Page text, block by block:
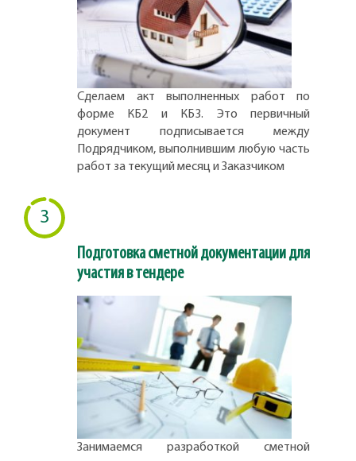
Сделаем акт выполненных работ по
форме КБ2 и КБ3. Это первичный
документ подписывается между
Подрядчиком, выполнившим любую часть
работ за текущий месяц и Заказчиком
3
Подготовка сметной документации для
участия в тендере
Занимаемся разработкой сметной